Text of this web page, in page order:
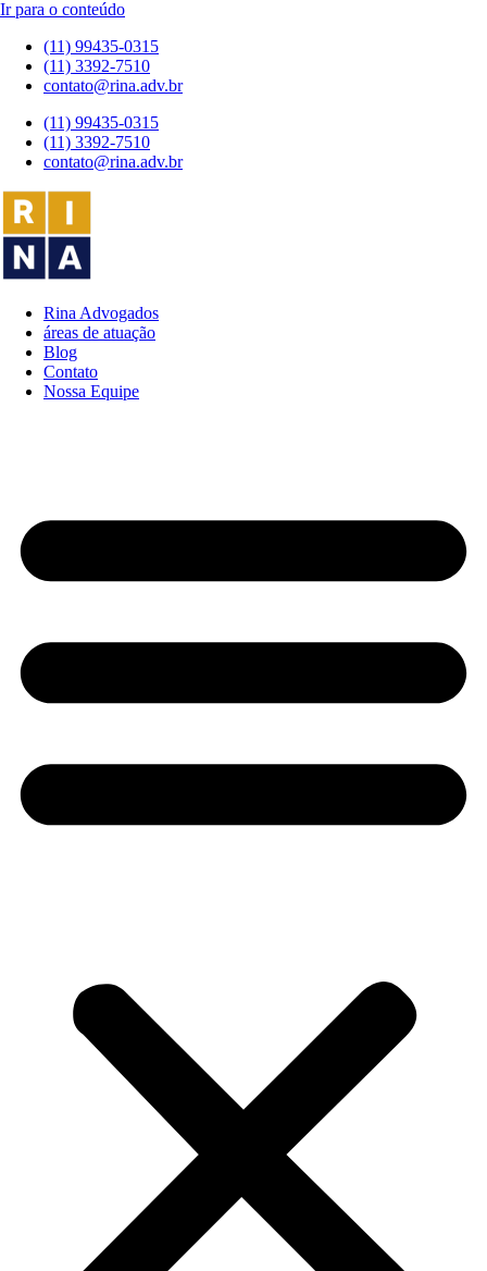
Ir para o conteúdo
(11) 99435-0315
(11) 3392-7510
contato@rina.adv.br
(11) 99435-0315
(11) 3392-7510
contato@rina.adv.br
Rina Advogados
áreas de atuação
Blog
Contato
Nossa Equipe